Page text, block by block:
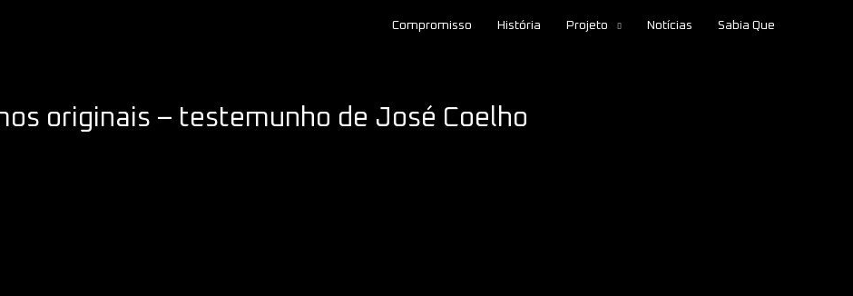
Compromisso História Projeto Notícias Sabia Que
originais – testemunho de José Coelho